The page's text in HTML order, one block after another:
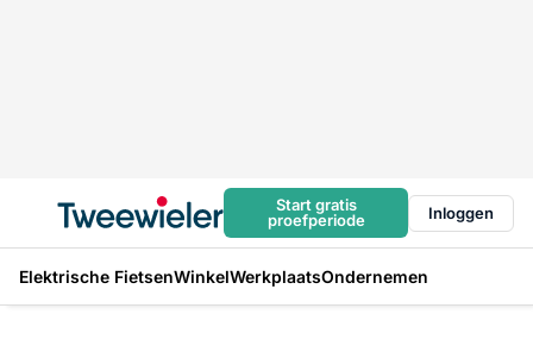
Start gratis
proefperiode
Inloggen
Elektrische FietsenWinkelWerkplaatsOndernemen